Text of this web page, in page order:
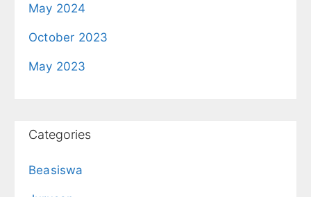
May 2024
October 2023
May 2023
Categories
Beasiswa